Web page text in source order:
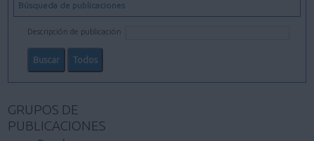
Búsqueda de publicaciones
Descripción de publicación
GRUPOS DE
PUBLICACIONES